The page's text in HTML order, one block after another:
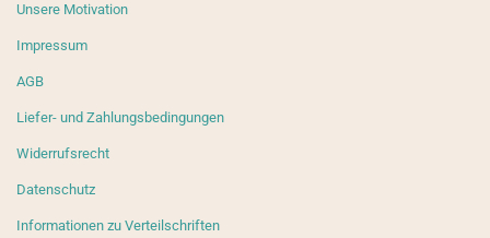
Unsere Motivation
Impressum
AGB
Liefer- und Zahlungsbedingungen
Widerrufsrecht
Datenschutz
Informationen zu Verteilschriften